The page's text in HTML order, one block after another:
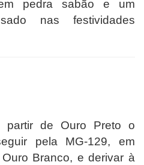
pedra sabão e um
nas festividades
partir de Ouro Preto o
pela MG-129, em
Branco, e derivar à